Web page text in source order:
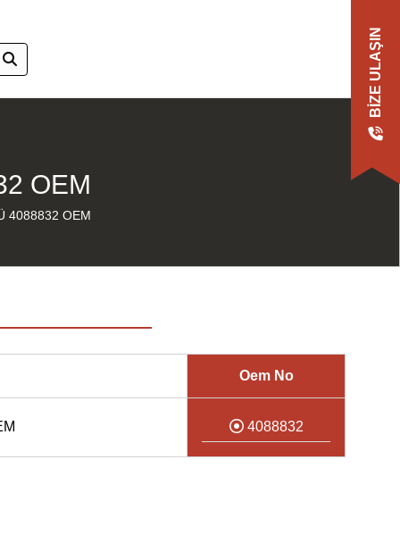
BIZE ULAŞIN
OEM
4088832 OEM
Oem No
4088832